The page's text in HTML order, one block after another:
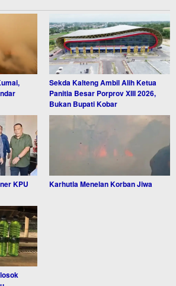
Sekda Kalteng Ambil Alih Ketua
Panitia Besar Porprov XIII 2026,
Bukan Bupati Kobar
KPU
Karhutla Menelan Korban Jiwa